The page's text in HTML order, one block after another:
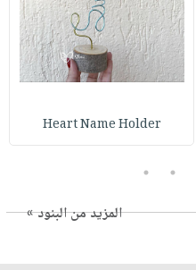
Heart Name Holder
4
5
المزيد من البنود »